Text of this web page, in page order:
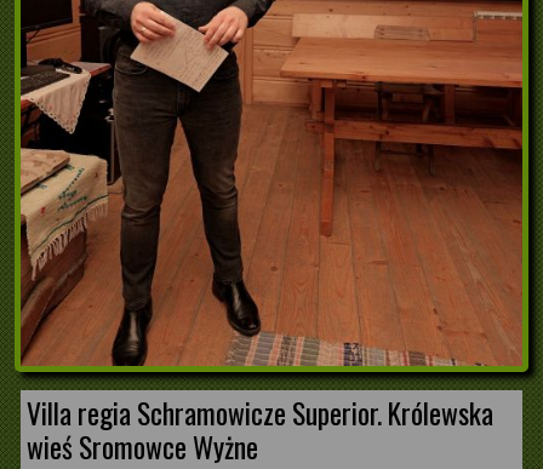
Villa regia Schramowicze Superior. Królewska
wieś Sromowce Wyżne